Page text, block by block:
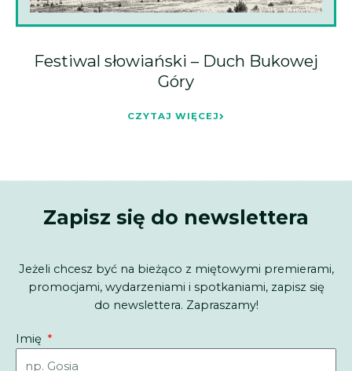
Festiwal słowiański – Duch Bukowej
Góry
CZYTAJ WIĘCEJ
Zapisz się do newslettera
Jeżeli chcesz być na bieżąco z miętowymi premierami,
promocjami, wydarzeniami i spotkaniami, zapisz się
do newslettera. Zapraszamy!
Imię